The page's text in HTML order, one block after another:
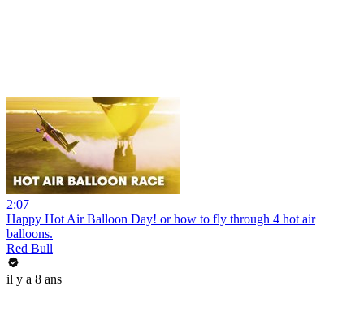
2:07
Happy Hot Air Balloon Day! or how to fly through 4 hot air
balloons.
Red Bull
il y a 8 ans